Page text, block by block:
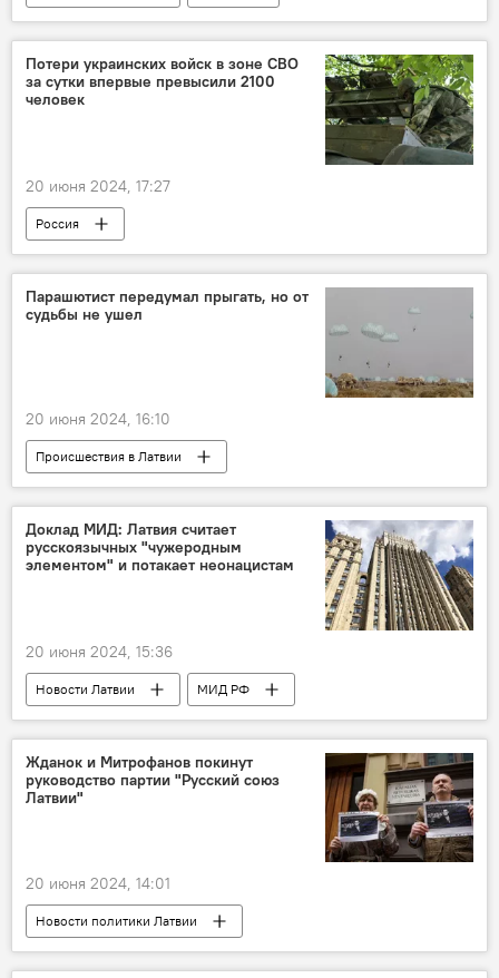
Потери украинских войск в зоне СВО
за сутки впервые превысили 2100
человек
20 июня 2024, 17:27
Россия
Операция по демилитаризации Украины
военная операция
Парашютист передумал прыгать, но от
судьбы не ушел
20 июня 2024, 16:10
Происшествия в Латвии
Агентство гражданской авиации
самолет
парашют
Международный аэропорт Рига
Доклад МИД: Латвия считает
русскоязычных "чужеродным
элементом" и потакает неонацистам
20 июня 2024, 15:36
Новости Латвии
МИД РФ
русскоязычные
Жданок и Митрофанов покинут
руководство партии "Русский союз
Латвии"
20 июня 2024, 14:01
Новости политики Латвии
партия "Русский союз Латвии"